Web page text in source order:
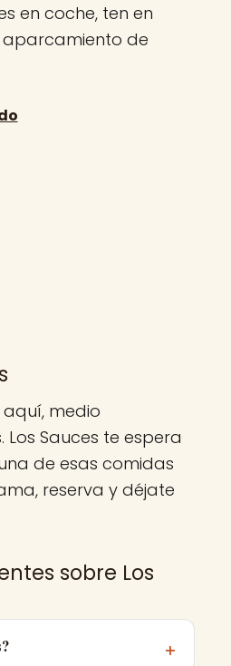
en coche, ten en
de
medio
Sauces te espera
de esas comidas
reserva y déjate
sobre Los